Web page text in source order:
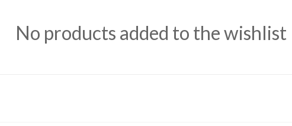
No products added to the wishlist